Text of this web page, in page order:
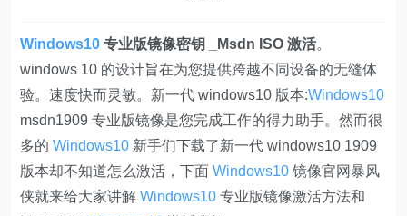
Windows10 专业版镜像密钥 _Msdn ISO 激活。
windows 10 的设计旨在为您提供跨越不同设备的无缝体
验。速度快而灵敏。新一代 windows10 版本:Windows10
msdn1909 专业版镜像是您完成工作的得力助手。然而很
多的Windows10 新手们下载了新一代 windows10 1909
版本却不知道怎么激活，下面Windows10 镜像官网暴风
侠就来给大家讲解Windows10 专业版镜像激活方法和